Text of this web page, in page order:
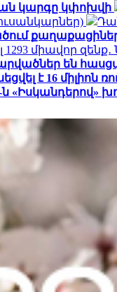
կարգը կփոխվի
1293 միավոր
են
է 16
«Իսկանդերով»